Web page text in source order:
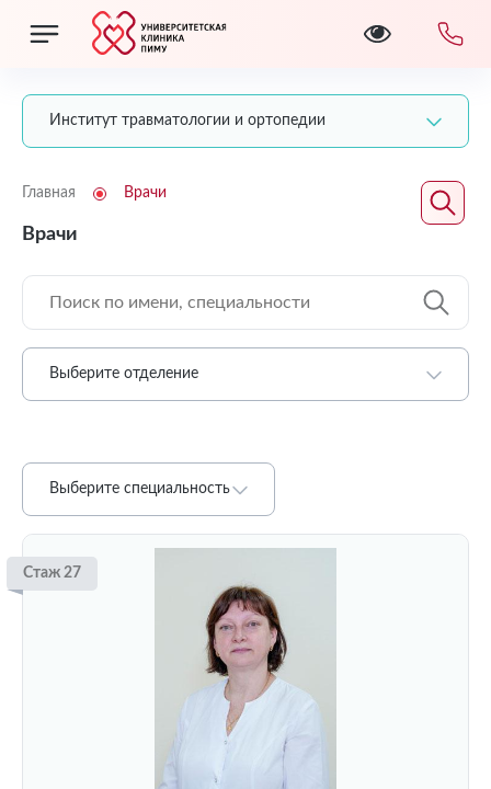
Институт травматологии и ортопедии
Главная Врачи
Врачи
Выберите отделение
Выберите специальность
Стаж 27